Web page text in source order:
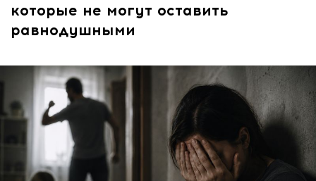
которые не могут оставить
равнодушными